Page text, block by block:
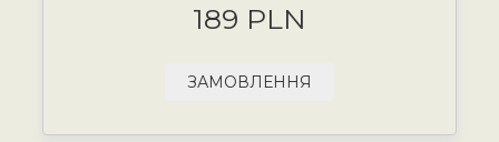
189 PLN
ЗАМОВЛЕННЯ